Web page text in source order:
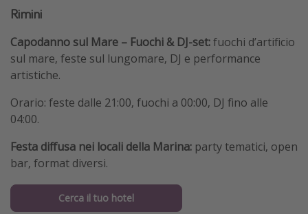
Rimini
Capodanno sul Mare – Fuochi & DJ-set:fuochi d’artificio
sul mare, feste sul lungomare, DJ e performance
artistiche.
Orario: feste dalle 21:00, fuochi a 00:00, DJ fino alle
04:00.
Festa diffusa nei locali della Marina: party tematici, open
bar, format diversi.
Cerca il tuo hotel